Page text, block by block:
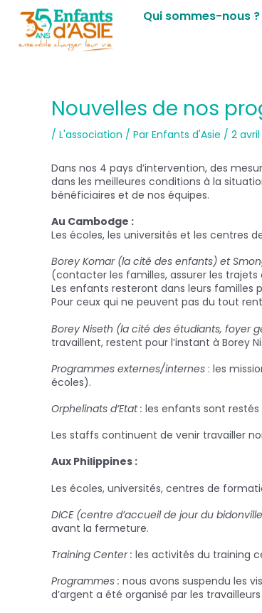
Qui sommes-nous ?
Nouvelles de nos
/ L'association / Par Enfants d'Asie / 2
Dans nos 4 pays d’intervention, des
dans les meilleures conditions à la
bénéficiaires et de nos équipes.
Au Cambodge :
Les écoles, les universités et les centres
Borey Komar (la cité des enfants) et
(contacter les familles, assurer les
Les enfants resteront dans leurs familles
Pour ceux qui ne peuvent pas du tout
Borey Niseth (la cité des étudiants, foyer
travaillent, restent pour l’instant à Borey
Programmes externes/internes : les
écoles).
Orphelinats d’Etat : les enfants sont
Les staffs continuent de venir travailler
Aux Philippines :
Les écoles, universités, centres de
DICE (centre d’accueil de jour du
avant la fermeture.
Training Center : les activités du training
Programmes : nous avons suspendu les
d’argent a été organisé par les